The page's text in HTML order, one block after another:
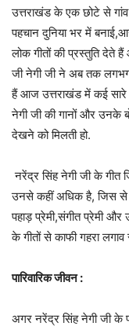
उत्तराखंड के एक छोटे से
पहचान दुनिया भर में
लोक गीतों की प्रस्तुति देते
जी नेगी जी ने अब तक
हैं आज उत्तराखंड में कई सारे
नेगी जी की गानों और उनके
देखने को मिलती हो.
नरेंद्र सिंह नेगी जी के गीत
उनसे कहीं अधिक है, जिस
पहाड़ प्रेमी,संगीत प्रेमी और
के गीतों से काफी गहरा लगाव
पारिवारिक जीवन :
अगर नरेंद्र सिंह नेगी जी के